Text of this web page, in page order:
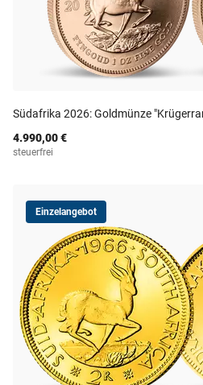
Südafrika 2026: Goldmünze
4.990,00 €
steuerfrei
Einzelangebot